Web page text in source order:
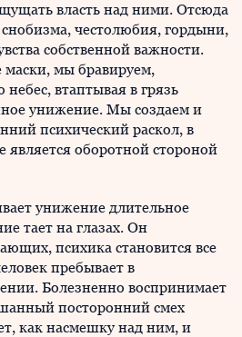
власть над ними. Отсюда
честолюбия, гордыни,
собственной важности.
мы бравируем,
небес, втаптывая в грязь
унижение. Мы создаем и
психический раскол, в
оборотной стороной
унижение длительное
тает на глазах. Он
психика становится все
пребывает в
Болезненно воспринимает
посторонний смех
как насмешку над ним, и